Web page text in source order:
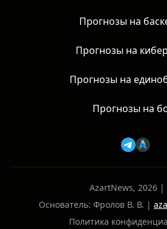
Прогнозы на
Прогнозы на
Прогнозы на
Прогнозы на
AzartNews, 2026 |
Основатель: Фролов В. В. |
Политика